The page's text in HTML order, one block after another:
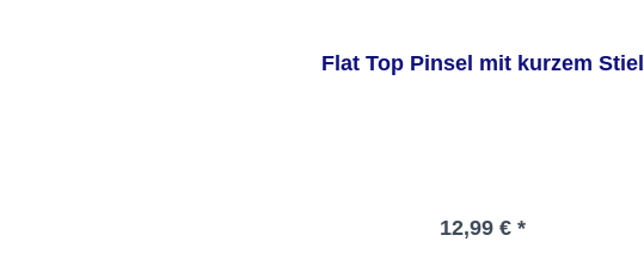
Flat Top Pinsel mit kurzem Stiel
Regulärer Preis:
12,99 € *